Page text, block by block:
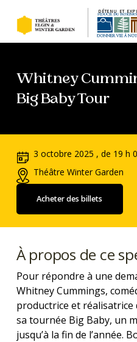
DÉTENU ET
Whitney
Big Baby Tour
3 octobre 2025 , de 19 h
Théâtre Winter Garden
Acheter des billets
À propos de ce
Pour répondre à une
Whitney Cummings,
productrice et
sa tournée Big Baby, un
jusqu’à la fin de l’année.